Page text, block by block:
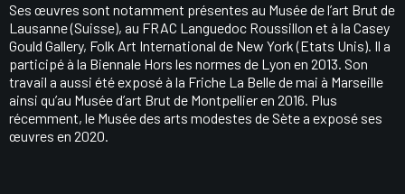
Ses œuvres sont notamment présentes au Musée de l’art Brut de
Lausanne (Suisse), au FRAC Languedoc Roussillon et à la Casey
Gould Gallery, Folk Art International de New York (Etats Unis). Il a
participé à la Biennale Hors les normes de Lyon en 2013. Son
travail a aussi été exposé à la Friche La Belle de mai à Marseille
ainsi qu’au Musée d’art Brut de Montpellier en 2016. Plus
récemment, le Musée des arts modestes de Sète a exposé ses
œuvres en 2020.